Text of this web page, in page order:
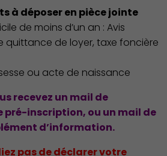
à déposer en pièce jointe
de moins d’un an : Avis
quittance de loyer, taxe foncière
ou acte de naissance
recevez un mail de
inscription, ou un mail de
d’information.
pas de déclarer votre